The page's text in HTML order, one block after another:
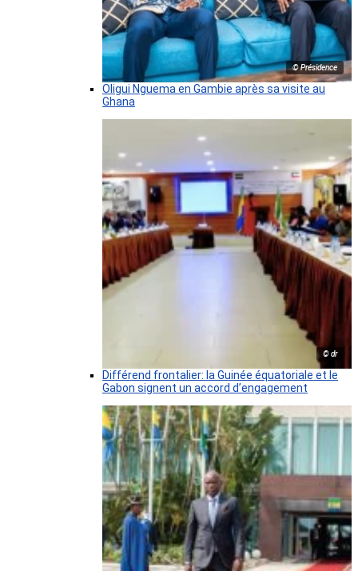
© Présidence
Oligui Nguema en Gambie après sa visite au
Ghana
© dr
Différend frontalier: la Guinée équatoriale et le
Gabon signent un accord d’engagement